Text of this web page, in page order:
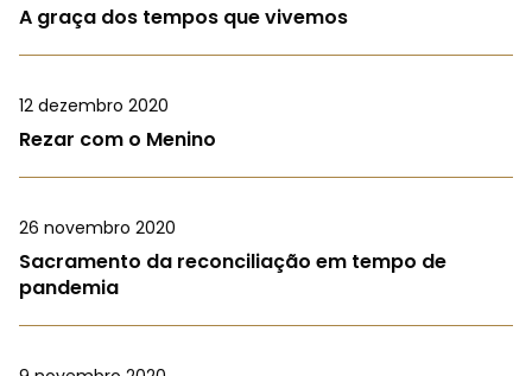
A graça dos tempos que vivemos
12 dezembro 2020
Rezar com o Menino
26 novembro 2020
Sacramento da reconciliação em tempo de
pandemia